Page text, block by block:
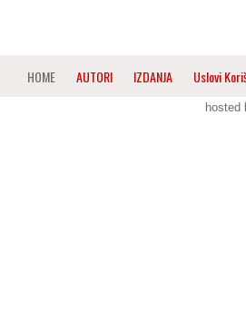
HOME AUTORI IZDANJA Uslovi
hosted